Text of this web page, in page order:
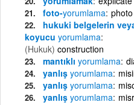
foto-yorumlama
hukuki belgelerin
koyucu yorumlama
(Hukuk) construction
mantıklı yorumlama
yanlış yorumlama
yanlış yorumlama
yanlış yorumlama